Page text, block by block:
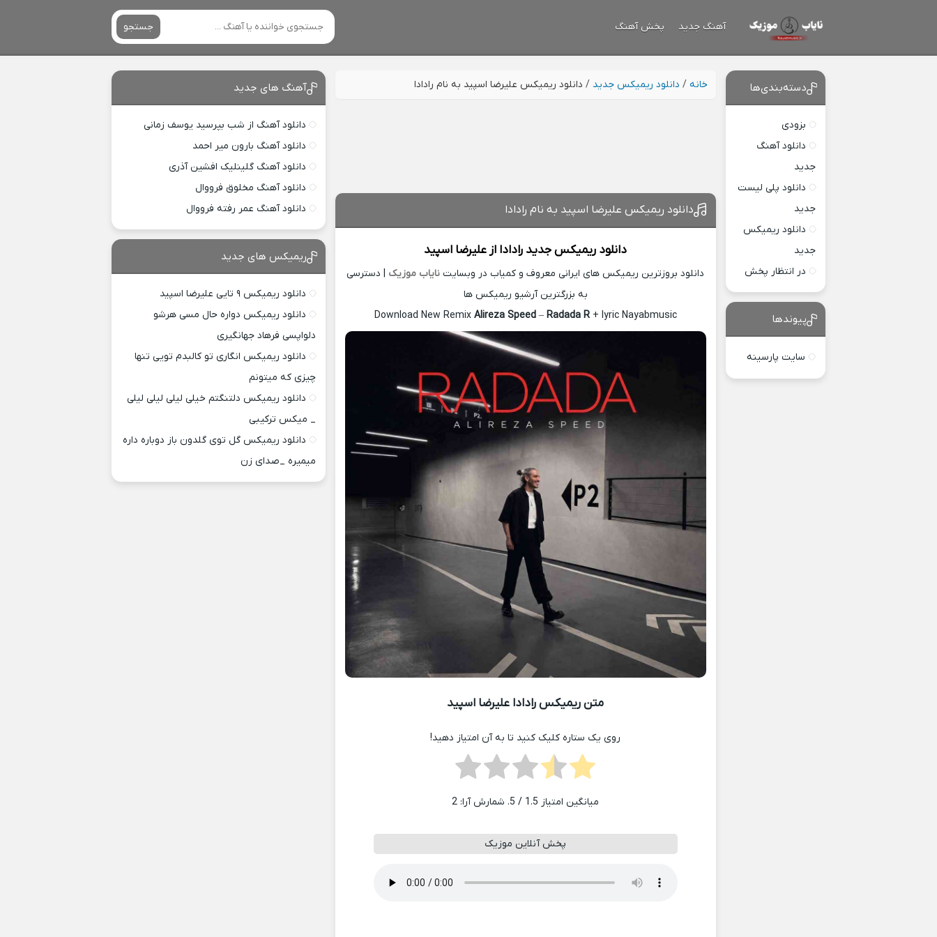
آهنگ جدید پخش آهنگ جستجو
خانه / دانلود ریمیکس جدید / دانلود ریمیکس علیرضا اسپید به نام رادادا
دانلود ریمیکس علیرضا اسپید به نام رادادا
دانلود ریمیکس جدید رادادا ازعلیرضا اسپید
دانلود بروزترین ریمیکس های ایرانی معروف و کمیاب در وبسایت نایاب موزیک | دسترسی
به بزرگترین آرشیو ریمیکس ها
Download New Remix Alireza Speed– Radada R+ lyric Nayabmusic
متن ریمیکس رادادا علیرضا اسپید
روی یک ستاره کلیک کنید تا به آن امتیاز دهید!
میانگین امتیاز 1.5 / 5. شمارش آرا: 2
پخش آنلاین موزیک
دسته‌بندی‌ها
بزودی
دانلود آهنگ
جدید
دانلود پلی لیست
جدید
دانلود ریمیکس
جدید
در انتظار پخش
پیوندها
سایت پارسینه
آهنگ های جدید
دانلود آهنگ از شب بپرسید یوسف زمانی
دانلود آهنگ بارون میر احمد
دانلود آهنگ گلینلیک افشین آذری
دانلود آهنگ مخلوق فرووال
دانلود آهنگ عمر رفته فرووال
ریمیکس های جدید
دانلود ریمیکس ۹ تایی علیرضا اسپید
دانلود ریمیکس دواره حال مسی هرشو
دلواپسی فرهاد جهانگیری
دانلود ریمیکس انگاری تو کالبدم تویی تنها
چیزی که میتونم
دانلود ریمیکس دلتنگتم خیلی لیلی لیلی لیلی
_ میکس ترکیبی
دانلود ریمیکس گل توی گلدون باز دوباره داره
میمیره _صدای زن